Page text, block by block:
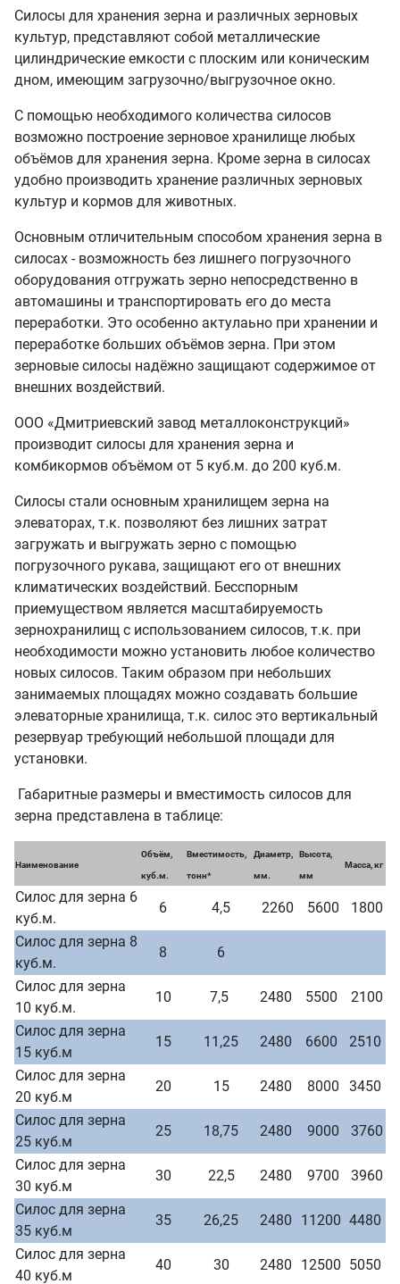
Силосы для хранения зерна и различных зерновых
культур, представляют собой металлические
цилиндрические емкости с плоским или коническим
дном, имеющим загрузочно/выгрузочное окно.
С помощью необходимого количества силосов
возможно построение зерновое хранилище любых
объёмов для хранения зерна. Кроме зерна в силосах
удобно производить хранение различных зерновых
культур и кормов для животных.
Основным отличительным способом хранения зерна в
силосах - возможность без лишнего погрузочного
оборудования отгружать зерно непосредственно в
автомашины и транспортировать его до места
переработки. Это особенно актулаьно при хранении и
переработке больших объёмов зерна. При этом
зерновые силосы надёжно защищают содержимое от
внешних воздействий.
ООО «Дмитриевский завод металлоконструкций»
производит силосы для хранения зерна и
комбикормов объёмом от 5 куб.м. до 200 куб.м.
Силосы стали основным хранилищем зерна на
элеваторах, т.к. позволяют без лишних затрат
загружать и выгружать зерно с помощью
погрузочного рукава, защищают его от внешних
климатических воздействий. Бесспорным
приемуществом является масштабируемость
зернохранилищ с использованием силосов, т.к. при
необходимости можно установить любое количество
новых силосов. Таким образом при небольших
занимаемых площадях можно создавать большие
элеваторные хранилища, т.к. силос это вертикальный
резервуар требующий небольшой площади для
установки.
Габаритные размеры и вместимость силосов для
зерна представлена в таблице:
Наименование
Объём,
куб.м.
Вместимость,
тонн*
Диаметр,
мм.
Высота,
мм
Масса, кг
Силос для зерна 6
куб.м.
6 4,5 2260 5600
1800
Силос для зерна 8
куб.м.
8
6
Силос для зерна
10 куб.м.
10 7,5 2480 5500
2100
Силос для зерна
15 куб.м
15 11,25 2480 6600
2510
Силос для зерна
20 куб.м
20 15 2480 8000
3450
Силос для зерна
25 куб.м
25 18,75 2480 9000
3760
Силос для зерна
30 куб.м
30 22,5 2480 9700
3960
Силос для зерна
35 куб.м
35 26,25 2480 11200 4480
Силос для зерна
40 куб.м
40 30 2480 12500 5050